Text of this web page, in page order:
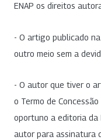
ENAP os direitos
- O artigo publicado
outro meio sem a
- O autor que tiver o
o Termo de
oportuno a editoria da
autor para assinatura